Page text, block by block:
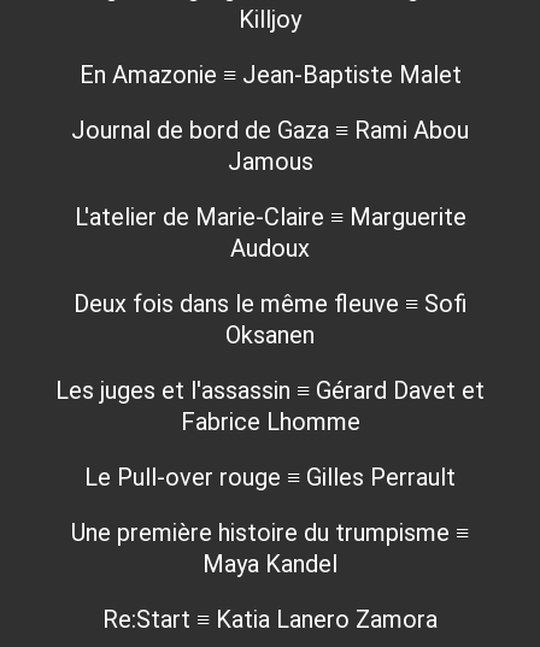
Killjoy
En Amazonie ≡ Jean-Baptiste Malet
Journal de bord de Gaza ≡ Rami Abou
Jamous
L'atelier de Marie-Claire ≡ Marguerite
Audoux
Deux fois dans le même fleuve ≡ Sofi
Oksanen
Les juges et l'assassin ≡ Gérard Davet et
Fabrice Lhomme
Le Pull-over rouge ≡ Gilles Perrault
Une première histoire du trumpisme ≡
Maya Kandel
Re:Start ≡ Katia Lanero Zamora